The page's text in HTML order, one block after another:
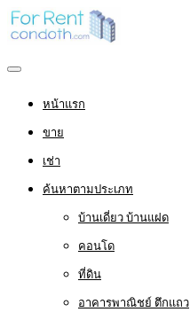
หน้าแรก
ขาย
เช่า
ค้นหาตามประเภท
บ้านเดี่ยว บ้านแฝด
คอนโด
ที่ดิน
อาคารพาณิชย์ ตึกแถว